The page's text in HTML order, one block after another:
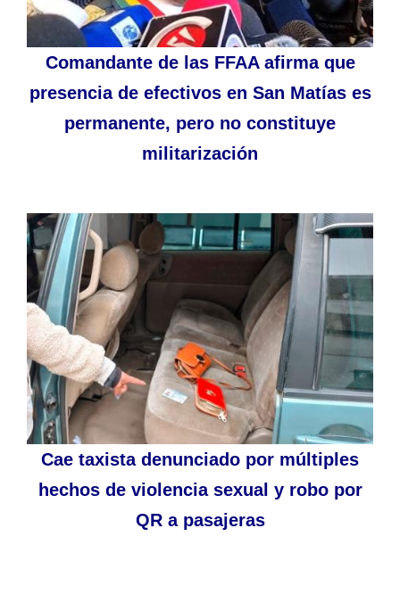
Comandante de las FFAA afirma que
presencia de efectivos en San Matías es
permanente, pero no constituye
militarización
Cae taxista denunciado por múltiples
hechos de violencia sexual y robo por
QR a pasajeras